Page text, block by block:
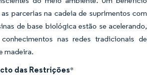
parcerias na cadeia de suprimentos com
de base biológica estão se acelerando,
nas redes tradicionais de
madeira.
das Restrições*